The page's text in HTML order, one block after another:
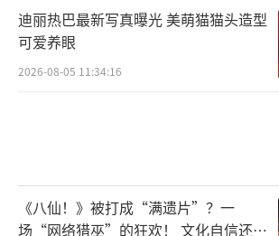
迪丽热巴最新写真曝光 美萌猫猫头造型
可爱养眼
2026-08-05 11:34:16
《八仙！》被打成“满遗片”？一
场“网络猎巫”的狂欢！ 文化自信还是